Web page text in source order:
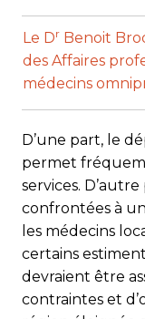
Le Dr Benoit
des Affaires
médecins
D’une part, le
permet
services.
confrontées à
les médecins
certains
devraient être
contraintes et